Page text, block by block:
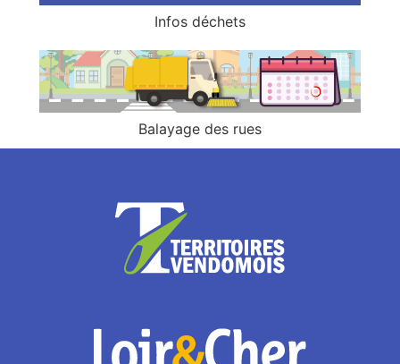
Infos déchets
Balayage des rues